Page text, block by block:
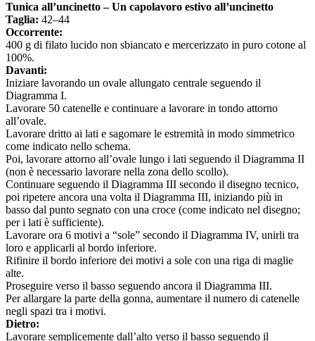
Tunica all’uncinetto – Un capolavoro estivo all’uncinetto
Taglia: 42–44
Occorrente:
400 g di filato lucido non sbiancato e mercerizzato in puro cotone al
100%.
Davanti:
Iniziare lavorando un ovale allungato centrale seguendo il
Diagramma I.
Lavorare 50 catenelle e continuare a lavorare in tondo attorno
all’ovale.
Lavorare dritto ai lati e sagomare le estremità in modo simmetrico
come indicato nello schema.
Poi, lavorare attorno all’ovale lungo i lati seguendo il Diagramma II
(non è necessario lavorare nella zona dello scollo).
Continuare seguendo il Diagramma III secondo il disegno tecnico,
poi ripetere ancora una volta il Diagramma III, iniziando più in
basso dal punto segnato con una croce (come indicato nel disegno;
per i lati è sufficiente).
Lavorare ora 6 motivi a “sole” secondo il Diagramma IV, unirli tra
loro e applicarli al bordo inferiore.
Rifinire il bordo inferiore dei motivi a sole con una riga di maglie
alte.
Proseguire verso il basso seguendo ancora il Diagramma III.
Per allargare la parte della gonna, aumentare il numero di catenelle
negli spazi tra i motivi.
Dietro:
Lavorare semplicemente dall’alto verso il basso seguendo il